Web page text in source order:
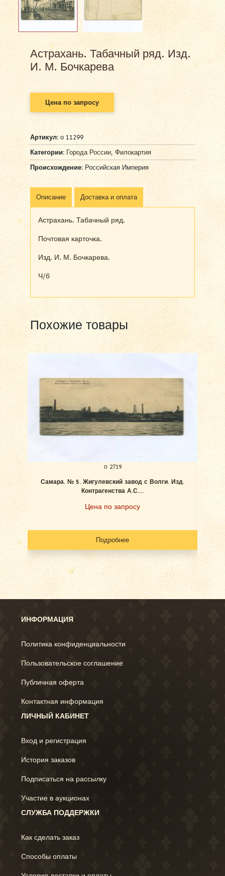
Астрахань. Табачный ряд. Изд.
И. М. Бочкарева
Цена по запросу
Артикул:о 11299
Категории: Города России,Филокартия
Происхождение: Российская Империя
Описание Доставка и оплата
Астрахань. Табачный ряд.
Почтовая карточка.
Изд. И. М. Бочкарева.
Ч/б
Похожие товары
о 2719
Самара. № 5. Жигулевский завод с Волги. Изд.
Контрагенства А.С....
Цена по запросу
Подробнее
ИНФОРМАЦИЯ
Политика конфиденциальности
Пользовательское соглашение
Публичная оферта
Контактная информация
ЛИЧНЫЙ КАБИНЕТ
Вход и регистрация
История заказов
Подписаться на рассылку
Участие в аукционах
СЛУЖБА ПОДДЕРЖКИ
Как сделать заказ
Способы оплаты